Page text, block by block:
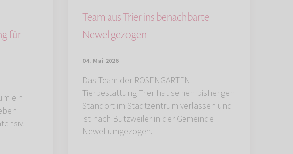
für
ein
Team aus Trier ins benachbarte
Newel gezogen
04. Mai 2026
Das Team der ROSENGARTEN-
Tierbestattung Trier hat seinen bisherigen
Standort im Stadtzentrum verlassen und
ist nach Butzweiler in der Gemeinde
Newel umgezogen.